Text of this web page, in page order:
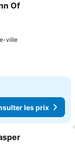
favoris
Of
ville
les prix
les prix
favoris